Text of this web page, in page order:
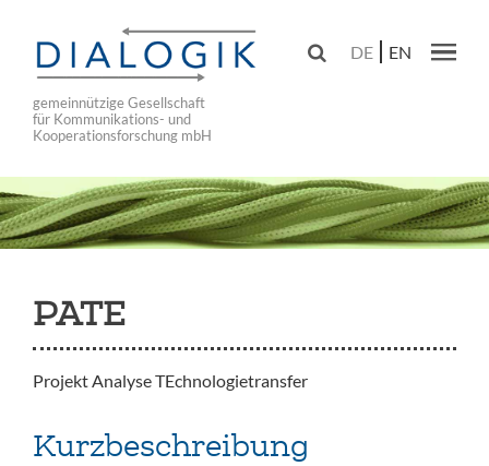
main
navigation
gemeinnützige Gesellschaft
für Kommunikations- und
Kooperationsforschung mbH
 DE EN
PATE
Projekt Analyse TEchnologietransfer
Kurzbeschreibung